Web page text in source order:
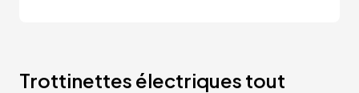
Trottinettes électriques tout